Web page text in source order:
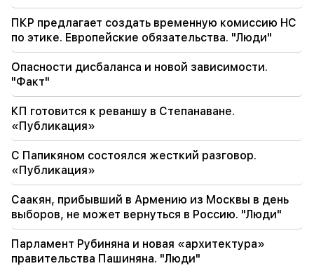
Абрамян
Под Вашим руководством правительство РА
продолжит играть конструктивную роль в
обеспечении мира в регионе. Гутерриш –
Пашиняну
18:35
Россия готова продолжить концессионное
управление армянскими железными
дорогами. Оверчук
18:21
Вызывают тревогу необоснованные
ограничения экспорта армянской продукции
на российский рынок. Рубинян — Матвиенко
ПКР предлагает создать временную комиссию НС
по этике. Европейские обязательства. "Люди"
Опасности дисбаланса и новой зависимости.
"Факт"
КП готовится к реваншу в Степанаване.
«Публикация»
С Папикяном состоялся жесткий разговор.
«Публикация»
Саакян, прибывший в Армению из Москвы в день
выборов, не может вернуться в Россию. "Люди"
Парламент Рубиняна и новая «архитектура»
правительства Пашиняна. "Люди"